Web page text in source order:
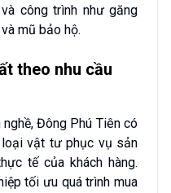
công trình như găng
mũ bảo hộ.
theo nhu cầu
Đông Phú Tiên có
vật tư phục vụ sản
tế của khách hàng.
tối ưu quá trình mua